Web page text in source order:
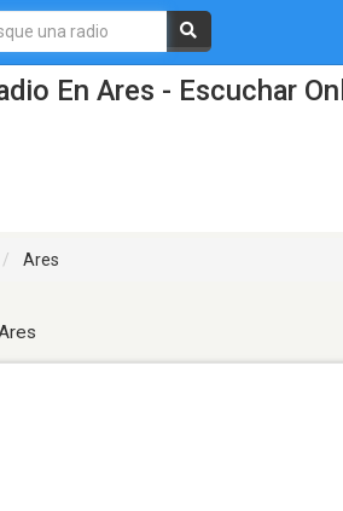
En Ares - Escuchar
Ares